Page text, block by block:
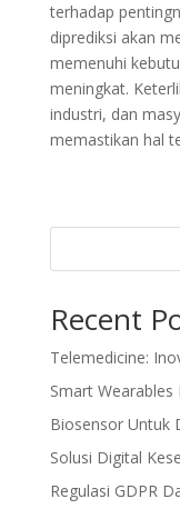
terhadap
diprediksi akan
memenuhi
meningkat.
industri, dan
memastikan hal
Recent
Telemedicine:
Smart Wearables
Biosensor Untuk
Solusi Digital
Regulasi GDPR